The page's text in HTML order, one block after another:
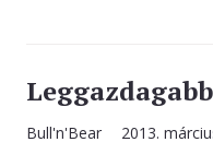
Bull'n'Bear 2013.